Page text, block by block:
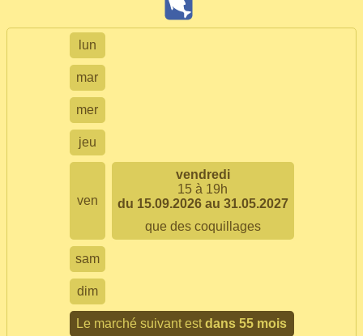
lun
mar
mer
jeu
ven
vendredi
15 à 19h
du 15.09.2026 au 31.05.2027
que des coquillages
sam
dim
Le marché suivant estdans 55 mois